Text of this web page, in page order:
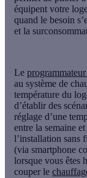
équipent votre
quand le besoin
et la
Le
au système de
température du
d’établir des
réglage d’une
entre la semaine
l’installation sans
(via smartphone
lorsque vous êtes
couper le